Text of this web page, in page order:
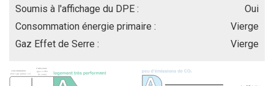
Soumis à l'affichage du DPE :
Oui
Consommation énergie primaire :
Vierge
Gaz Effet de Serre :
Vierge